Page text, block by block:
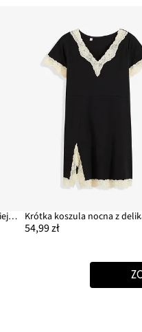
Krótka koszula nocna z miękkiej mieszanki modalu
54,99 zł